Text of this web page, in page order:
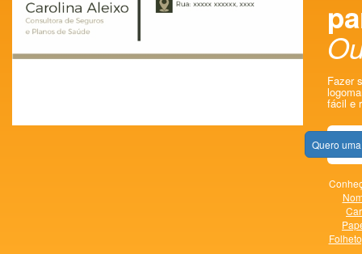
Fazer
fácil e
Quero